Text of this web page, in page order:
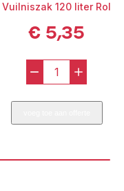
Vuilniszak 120 liter Rol
€ 5,35
-
Vuilniszak
120
liter
aantal
+